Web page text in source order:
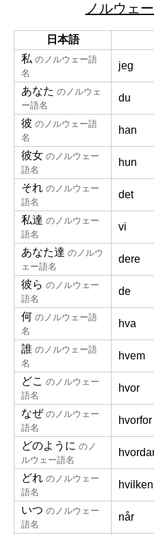
ノルウェ
日本語
私 のノルウェー語
名
jeg
あなた のノルウェ
ー語名
du
彼 のノルウェー語
名
han
彼女 のノルウェー
語名
hun
それ のノルウェー
語名
det
私達 のノルウェー
語名
vi
あなた達 のノルウ
ェー語名
dere
彼ら のノルウェー
語名
de
何 のノルウェー語
名
hva
誰 のノルウェー語
名
hvem
どこ のノルウェー
語名
hvor
なぜ のノルウェー
語名
hvorfor
どのように のノ
ルウェー語名
どれ のノルウェー
語名
hvilken
いつ のノルウェー
語名
når